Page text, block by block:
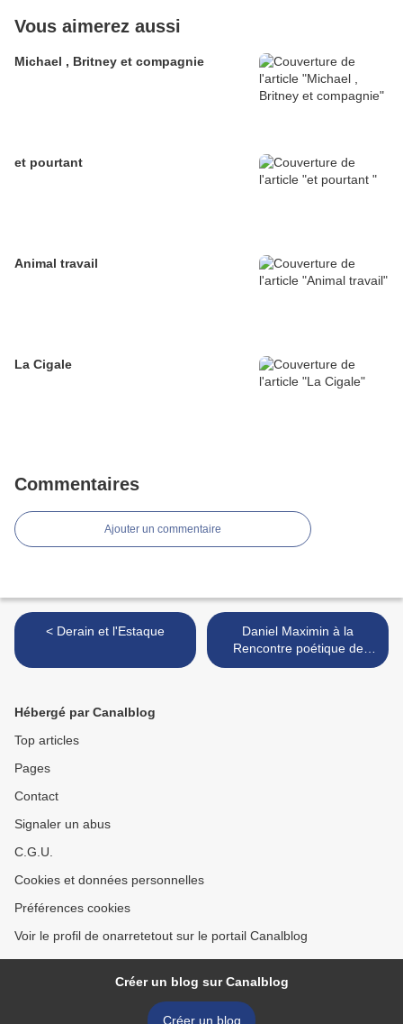
Vous aimerez aussi
Michael , Britney et compagnie
et pourtant
Animal travail
La Cigale
Commentaires
Ajouter un commentaire
< Derain et l'Estaque
Daniel Maximin à la
Rencontre poétique de
janvier 2018 chez Tiasci-
Hébergé par Canalblog
Top articles
Pages
Contact
Signaler un abus
C.G.U.
Cookies et données personnelles
Préférences cookies
Voir le profil de onarretetout sur le portail Canalblog
Créer un blog sur Canalblog
Créer un blog